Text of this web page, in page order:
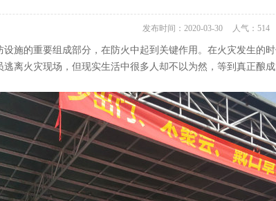
发布时间：2020-03-30 人气： 514
的重要组成部分，在防火中起到关键作用。在火灾发生的时
离火灾现场，但现实生活中很多人却不以为然，等到真正酿